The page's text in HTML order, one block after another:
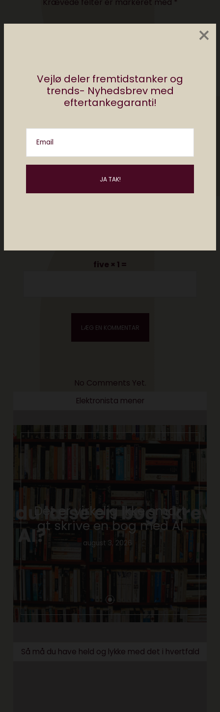
Vejlø deler fremtidstanker og
trends- Nyhedsbrev med
eftertankegaranti!
Email
×
Krævede felter er markeret med *
five × 1 =
No Comments Yet.
Elektronista mener
Det er virkelig ikke smart
at skrive en bog med AI
august 3, 2026
Så må du have held og lykke med det i hvertfald